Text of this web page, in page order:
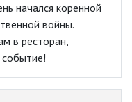
начался коренной
войны.
в ресторан,